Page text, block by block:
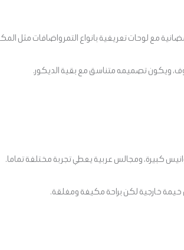
مع لوحات تعريفية بانواع التمر واضافات مثل
ويكون تصميمه متناسق مع بقية الديكور.
كبيرة، ومجالس عربية يعطي تجربة مختلفة تماما.
خارجية لكن براحة مكيفة ومغلقة.